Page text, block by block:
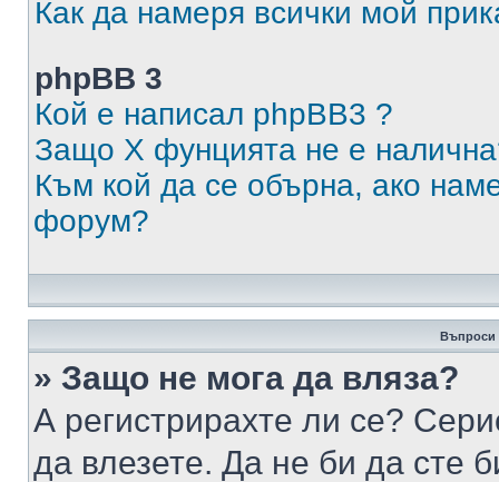
Как да намеря всички мой
phpBB 3
Кой е написал phpBB3 ?
Защо X фунцията не е
Към кой да се обърна, ако
форум?
Въпроси
» Защо не мога да вляза?
А регистрирахте ли се?
да влезете. Да не би да сте